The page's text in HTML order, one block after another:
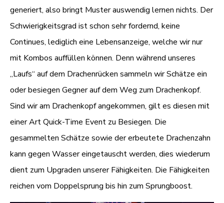
generiert, also bringt Muster auswendig lernen nichts. Der
Schwierigkeitsgrad ist schon sehr fordernd, keine
Continues, lediglich eine Lebensanzeige, welche wir nur
mit Kombos auffüllen können. Denn während unseres
„Laufs“ auf dem Drachenrücken sammeln wir Schätze ein
oder besiegen Gegner auf dem Weg zum Drachenkopf.
Sind wir am Drachenkopf angekommen, gilt es diesen mit
einer Art Quick-Time Event zu Besiegen. Die
gesammelten Schätze sowie der erbeutete Drachenzahn
kann gegen Wasser eingetauscht werden, dies wiederum
dient zum Upgraden unserer Fähigkeiten. Die Fähigkeiten
reichen vom Doppelsprung bis hin zum Sprungboost.